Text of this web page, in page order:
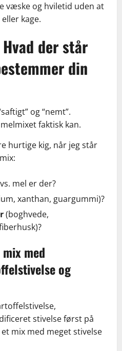
væske og hviletid uden at
kage.
der står
din
og “nemt”.
faktisk kan.
hurtige kig, når jeg står
vs. mel er der?
xanthan, guargummi)?
(boghvede,
med
og
stivelse først på
mix med meget stivelse